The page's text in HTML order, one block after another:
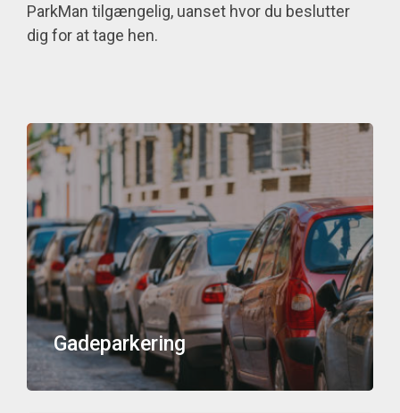
ParkMan tilgængelig, uanset hvor du beslutter
dig for at tage hen.
Gadeparkering